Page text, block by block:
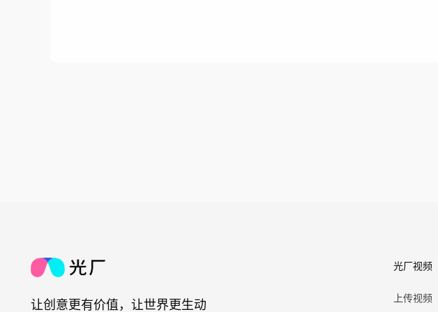
让创意更有价值，让世界更生动
光厂视频
上传视频